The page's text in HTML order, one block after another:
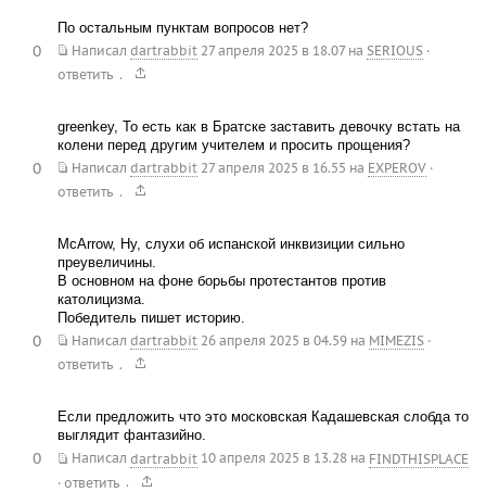
По остальным пунктам вопросов нет?
Написал dartrabbit 27 апреля 2025 в 18.07на SERIOUS ·
ответить .
0
greenkey, То есть как в Братске заставить девочку встать на
колени перед другим учителем и просить прощения?
Написал dartrabbit 27 апреля 2025 в 16.55 на EXPEROV ·
ответить .
0
McArrow, Ну, слухи об испанской инквизиции сильно
преувеличины.
В основном на фоне борьбы протестантов против
католицизма.
Победитель пишет историю.
Написал dartrabbit 26 апреля 2025 в 04.59на MIMEZIS ·
ответить .
0
Если предложить что это московская Кадашевская слобда то
выглядит фантазийно.
Написал dartrabbit 10 апреля 2025 в 13.28на FINDTHISPLACE
· ответить .
0